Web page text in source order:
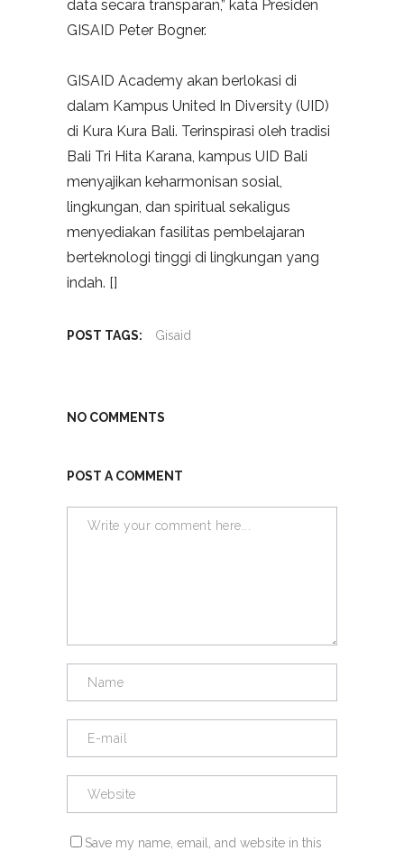
data secara transparan,” kata Presiden
GISAID Peter Bogner.
GISAID Academy akan berlokasi di
dalam Kampus United In Diversity (UID)
di Kura Kura Bali. Terinspirasi oleh tradisi
Bali Tri Hita Karana, kampus UID Bali
menyajikan keharmonisan sosial,
lingkungan, dan spiritual sekaligus
menyediakan fasilitas pembelajaran
berteknologi tinggi di lingkungan yang
indah. []
POST TAGS: Gisaid
NO COMMENTS
POST A COMMENT
Save my name, email, and website in this